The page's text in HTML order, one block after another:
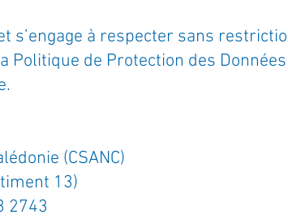
s’engage à respecter sans
de Protection des
(CSANC)
13)
2743